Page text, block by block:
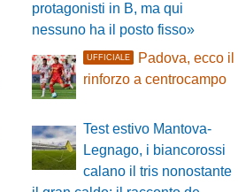
protagonisti in B, ma qui
nessuno ha il posto fisso»
UFFICIALE
Padova, ecco il
rinforzo a centrocampo
Test estivo Mantova-
Legnago, i biancorossi
calano il tris nonostante